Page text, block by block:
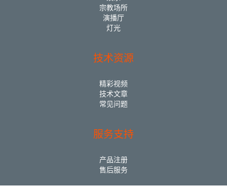
宗教场所
演播厅
灯光
技术资源
精彩视频
技术文章
常见问题
服务支持
产品注册
售后服务